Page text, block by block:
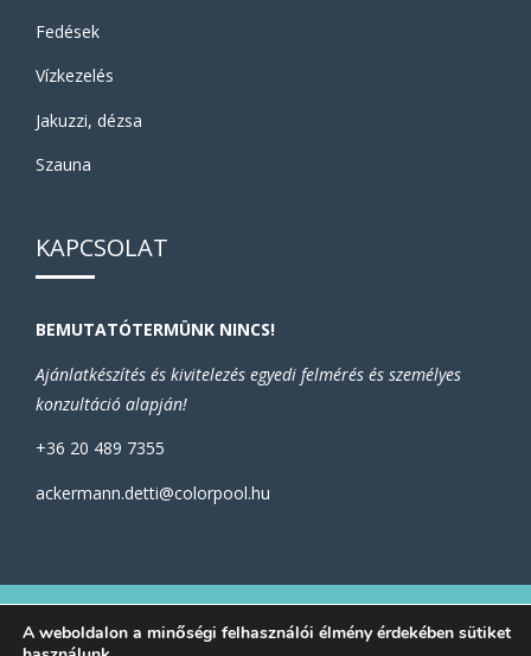
Fedések
Vízkezelés
Jakuzzi, dézsa
Szauna
KAPCSOLAT
BEMUTATÓTERMÜNK NINCS!
Ajánlatkészítés és kivitelezés egyedi felmérés és személyes
konzultáció alapján!
+36 20 489 7355
ackermann.detti@colorpool.hu
Adatvédelmi Tájékoztató
A weboldalon a minőségi felhasználói élmény érdekében sütiket
Hívjon minket, vagy